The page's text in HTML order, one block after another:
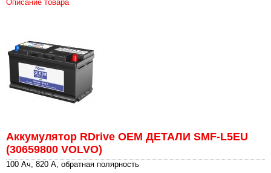
Описание товара
Аккумулятор RDrive OEM ДЕТАЛИ SMF-L5EU
(30659800 VOLVO)
100 Ач, 820 А, обратная полярность